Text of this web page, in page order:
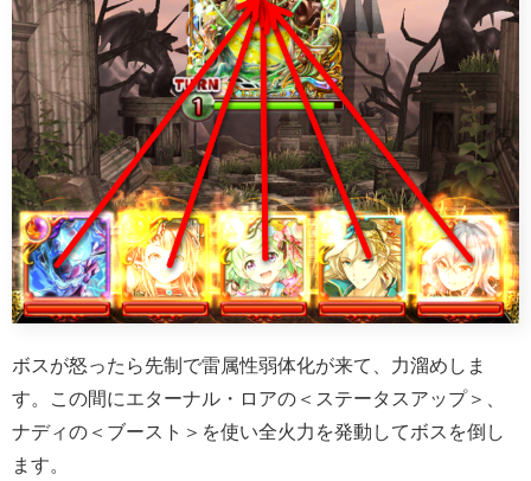
ボスが怒ったら先制で雷属性弱体化が来て、力溜めしま
す。この間にエターナル・ロアの＜ステータスアップ＞、
ナディの＜ブースト＞を使い全火力を発動してボスを倒し
ます。